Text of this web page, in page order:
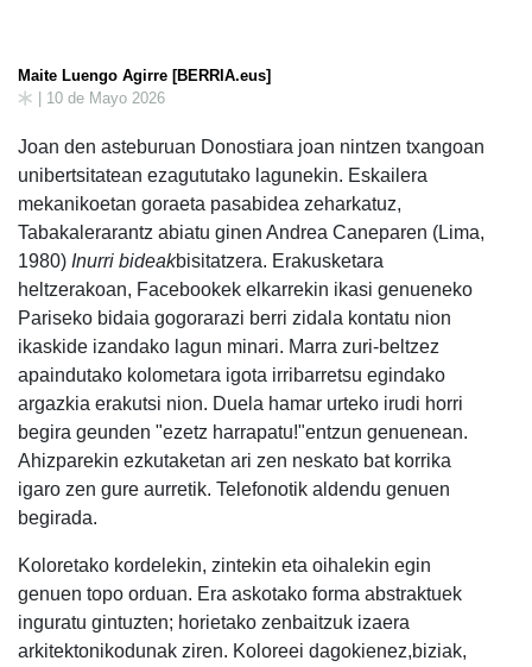
Maite Luengo Agirre [BERRIA.eus]
| 10 de Mayo 2026
Joan den asteburuan Donostiara joan nintzen txangoan
unibertsitatean ezagututako lagunekin. Eskailera
mekanikoetan goraeta pasabidea zeharkatuz,
Tabakalerarantz abiatu ginen Andrea Caneparen (Lima,
1980) Inurri bideakbisitatzera. Erakusketara
heltzerakoan, Facebookek elkarrekin ikasi genueneko
Pariseko bidaia gogorarazi berri zidala kontatu nion
ikaskide izandako lagun minari. Marra zuri-beltzez
apaindutako kolometara igota irribarretsu egindako
argazkia erakutsi nion. Duela hamar urteko irudi horri
begira geunden "ezetz harrapatu!"entzun genuenean.
Ahizparekin ezkutaketan ari zen neskato bat korrika
igaro zen gure aurretik. Telefonotik aldendu genuen
begirada.
Koloretako kordelekin, zintekin eta oihalekin egin
genuen topo orduan. Era askotako forma abstraktuek
inguratu gintuzten; horietako zenbaitzuk izaera
arkitektonikodunak ziren. Koloreei dagokienez,biziak,